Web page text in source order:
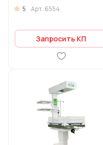
5 Арт. 6554
Запросить КП